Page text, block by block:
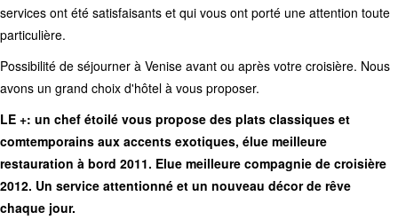
services ont été satisfaisants et qui vous ont porté une attention toute
particulière.
Possibilité de séjourner à Venise avant ou après votre croisière. Nous
avons un grand choix d'hôtel à vous proposer.
LE +: un chef étoilé vous propose des plats classiques et
comtemporains aux accents exotiques, élue meilleure
restauration à bord 2011. Elue meilleure compagnie de croisière
2012. Un service attentionné et un nouveau décor de rêve
chaque jour.